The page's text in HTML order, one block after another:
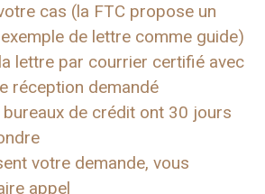
cas (la FTC propose un
de lettre comme guide)
lettre par courrier certifié avec
réception demandé
bureaux de crédit ont 30 jours
votre demande, vous
appel